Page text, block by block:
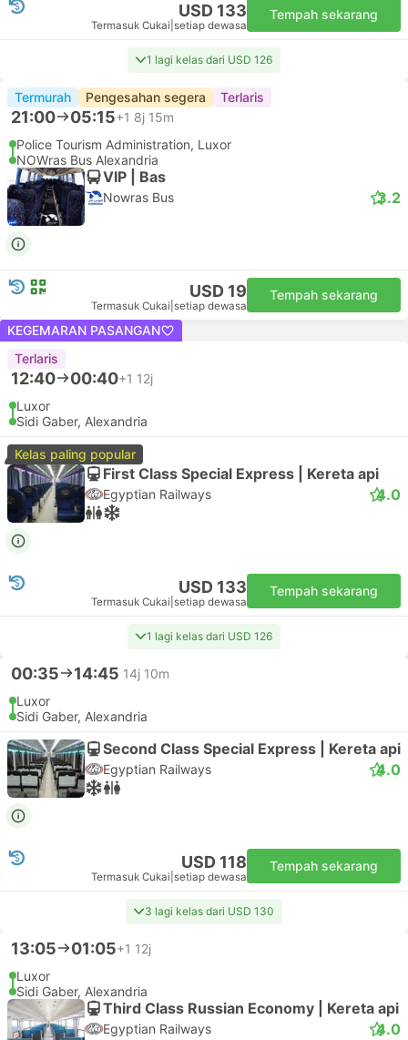
USD 133
Termasuk Cukai setiap dewasa
Tempah sekarang
1 lagi kelas dari USD 126
Termurah Pengesahan segera Terlaris
21:00 05:15+1 8j 15m
Police Tourism Administration, Luxor
NOWras Bus Alexandria
VIP | Bas
Nowras Bus 3.2
USD 19
Termasuk Cukai setiap dewasa
Tempah sekarang
KEGEMARAN PASANGAN
Terlaris
12:40 00:40+1 12j
Luxor
Sidi Gaber, Alexandria
Kelas paling popular
First Class Special Express | Kereta api
Egyptian Railways 4.0
USD 133
Termasuk Cukai setiap dewasa
Tempah sekarang
1 lagi kelas dari USD 126
00:35 14:45 14j 10m
Luxor
Sidi Gaber, Alexandria
Second Class Special Express | Kereta api
Egyptian Railways 4.0
USD 118
Termasuk Cukai setiap dewasa
Tempah sekarang
3 lagi kelas dari USD 130
13:05 01:05+1 12j
Luxor
Sidi Gaber, Alexandria
Third Class Russian Economy | Kereta api
Egyptian Railways 4.0